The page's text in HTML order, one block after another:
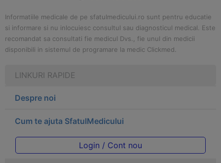
Informatiile medicale de pe sfatulmedicului.ro sunt pentru educatie
si informare si nu inlocuiesc consultul sau diagnosticul medical. Este
recomandat sa consultati fie medicul Dvs., fie unul din medicii
disponibili in sistemul de programare la medic Clickmed.
LINKURI RAPIDE
Despre noi
Cum te ajuta SfatulMedicului
Login / Cont nou